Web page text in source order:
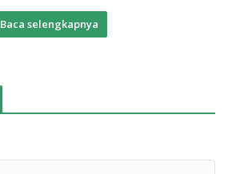
Baca selengkapnya